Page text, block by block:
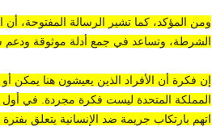
ومن المؤكد، كما تشير الرسالة المفتوحة، أن
الشرطة، وتساعد في جمع أدلة موثوقة ودعم
إن فكرة أن الأفراد الذين يعيشون هنا
المملكة المتحدة ليست فكرة مجردة. في
اتهم بارتكاب جريمة ضد الإنسانية يتعلق